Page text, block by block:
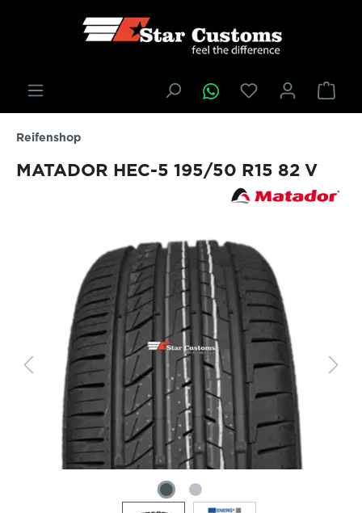
springen
Reifenshop
MATADOR HEC-5 195/50 R15 82 V